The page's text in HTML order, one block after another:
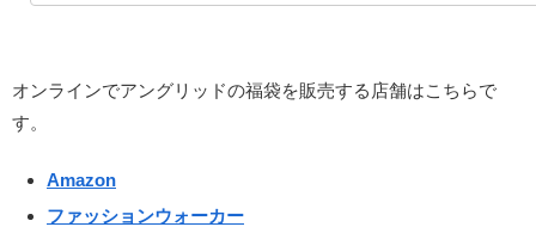
オンラインでアングリッドの福袋を販売する店舗はこちらで
す。
Amazon
ファッションウォーカー